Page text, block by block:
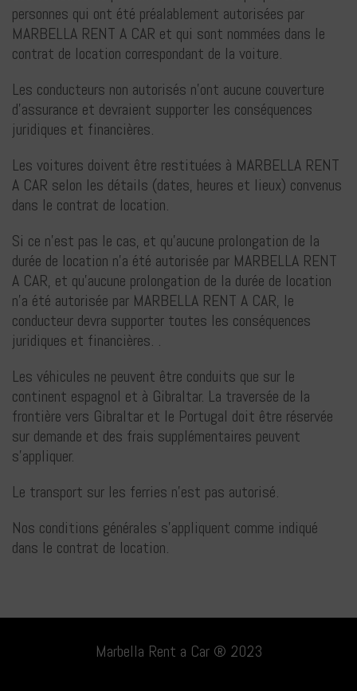
personnes qui ont été préalablement autorisées par
MARBELLA RENT A CAR et qui sont nommées dans le
contrat de location correspondant de la voiture.
Les conducteurs non autorisés n'ont aucune couverture
d'assurance et devraient supporter les conséquences
juridiques et financières.
Les voitures doivent être restituées à MARBELLA RENT
A CAR selon les détails (dates, heures et lieux) convenus
dans le contrat de location.
Si ce n'est pas le cas, et qu'aucune prolongation de la
durée de location n'a été autorisée par MARBELLA RENT
A CAR, et qu'aucune prolongation de la durée de location
n'a été autorisée par MARBELLA RENT A CAR, le
conducteur devra supporter toutes les conséquences
juridiques et financières. .
Les véhicules ne peuvent être conduits que sur le
continent espagnol et à Gibraltar. La traversée de la
frontière vers Gibraltar et le Portugal doit être réservée
sur demande et des frais supplémentaires peuvent
s'appliquer.
Le transport sur les ferries n'est pas autorisé.
Nos conditions générales s'appliquent comme indiqué
dans le contrat de location.
Marbella Rent a Car ® 2023